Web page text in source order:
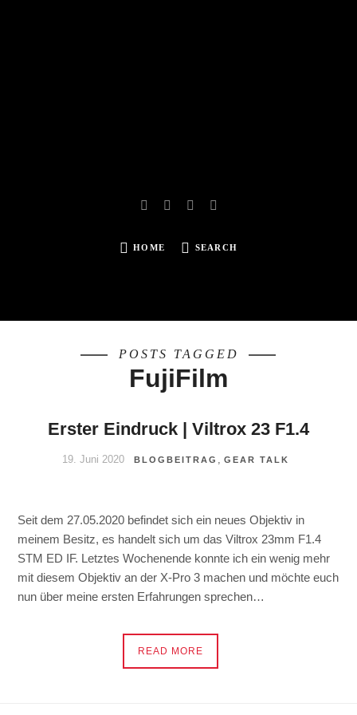
HOME SEARCH
POSTS TAGGED
FujiFilm
Erster Eindruck | Viltrox 23 F1.4
19. Juni 2020 BLOGBEITRAG GEAR TALK
Seit dem 27.05.2020 befindet sich ein neues Objektiv in
meinem Besitz, es handelt sich um das Viltrox 23mm F1.4
STM ED IF. Letztes Wochenende konnte ich ein wenig mehr
mit diesem Objektiv an der X-Pro 3 machen und möchte euch
nun über meine ersten Erfahrungen sprechen…
READ MORE